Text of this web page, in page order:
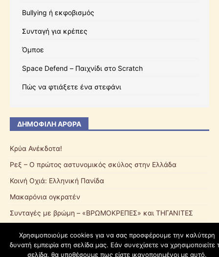
Bullying ή εκφοβισμός
Συνταγή για κρέπες
Όμποε
Space Defend – Παιχνίδι στο Scratch
Πώς να φτιάξετε ένα στεφάνι
ΔΗΜΟΦΙΛΉ ΆΡΘΡΑ
Κρύα Ανέκδοτα!
Ρεξ – Ο πρώτος αστυνομικός σκύλος στην Ελλάδα
Κοινή Οχιά: Ελληνική Πανίδα
Μακαρόνια ογκρατέν
Συνταγές με βρώμη – «ΒΡΩΜΟΚΡΕΠΕΣ» και ΤΗΓΑΝΙΤΕΣ
schoolpress.sch.gr
Χρησιμοποιούμε cookies για να σας προσφέρουμε την καλύτερη
δυνατή εμπειρία στη σελίδα μας. Εάν συνεχίσετε να χρησιμοποιείτε
σελίδα, θα υποθέσουμε πως είστε ικανοποιημένοι με αυτό.